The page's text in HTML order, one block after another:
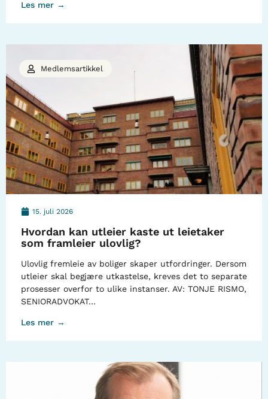
Les mer →
15. juli 2026
Hvordan kan utleier kaste ut leietaker
som framleier ulovlig?
Ulovlig fremleie av boliger skaper utfordringer. Dersom
utleier skal begjære utkastelse, kreves det to separate
prosesser overfor to ulike instanser. AV: TONJE RISMO,
SENIORADVOKAT…
Les mer →
Medlemsartikkel